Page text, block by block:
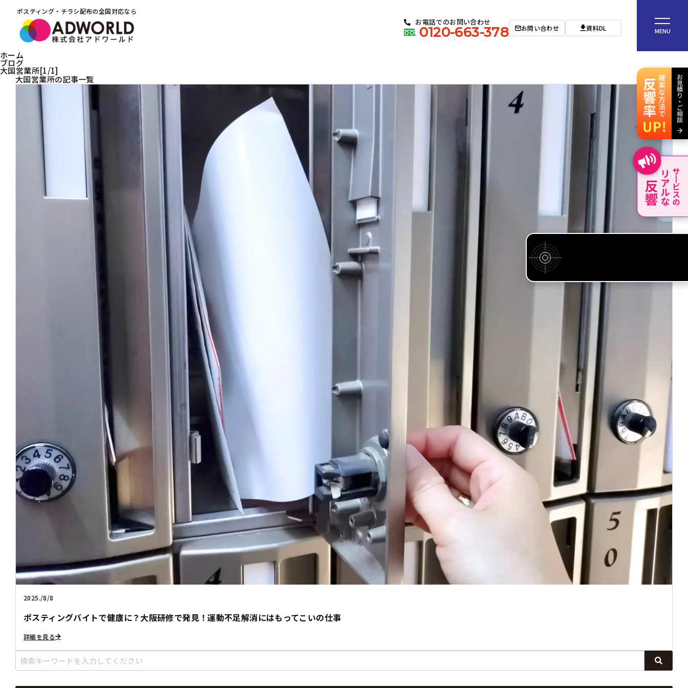
ポスティング・チラシ配布の全国対応なら
お電話でのお問い合わせ
0120-663-378 お問い合わせ 資料DL MENU
ホーム
ブログ
大国営業所[1/1]
大国営業所の記事一覧
2025./8/8
ポスティングバイトで健康に？大阪研修で発見！運動不足解消にはもってこいの仕事
詳細を見る